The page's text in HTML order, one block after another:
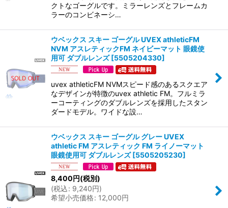
クトなゴーグルです。ミラーレンズとフレームカ
ラーのコンビネーシ…
ウベックス スキー ゴーグル UVEX athleticFM
NVM アスレティックFM ネイビーマット 眼鏡使
用可 ダブルレンズ [5505204330]
uvex athleticFM NVMスピード感のあるスクエア
なデザインが特徴のuvex athletic FM。フルミラ
ーコーティングのダブルレンズを採用したスタン
ダードモデル。ワイドな設…
ウベックス スキー ゴーグル グレー UVEX
athletic FM アスレティック FM ライノーマット
眼鏡使用可 ダブルレンズ [5505205230]
8,400円(税別)
(税込: 9,240円)
希望小売価格: 12,000円